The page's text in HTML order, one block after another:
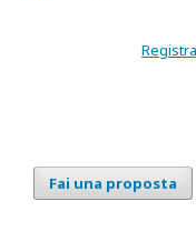
Fai una proposta